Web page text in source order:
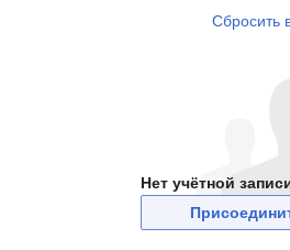
Сбросить
Нет учётной